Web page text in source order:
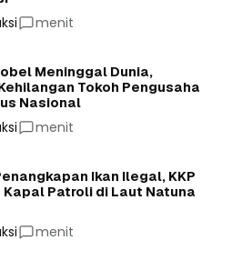
menit
Meninggal Dunia,
Tokoh Pengusaha
Nasional
menit
Ikan Ilegal, KKP
Kapal Patroli di Laut Natuna
menit